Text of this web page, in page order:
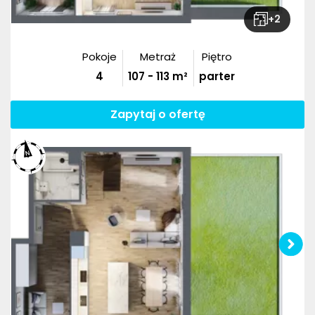
+2
Pokoje
4
Metraż
107 - 113 m²
Piętro
parter
Zapytaj o ofertę